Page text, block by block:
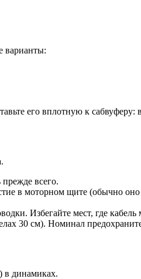
варианты:
его вплотную к сабвуферу:
всего.
в моторном щите (обычно
Избегайте мест, где кабель
30 см). Номинал
в динамиках.